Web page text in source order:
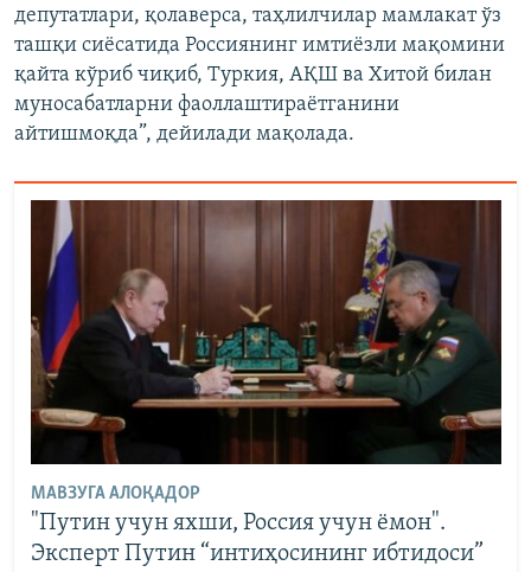
депутатлари, қолаверса, таҳлилчилар мамлакат ўз
ташқи сиёсатида Россиянинг имтиёзли мақомини
қайта кўриб чиқиб, Туркия, АҚШ ва Хитой билан
муносабатларни фаоллаштираётганини
айтишмоқда”, дейилади мақолада.
МАВЗУГА АЛОҚАДОР
"Путин учун яхши, Россия учун ёмон".
Эксперт Путин “интиҳосининг ибтидоси”